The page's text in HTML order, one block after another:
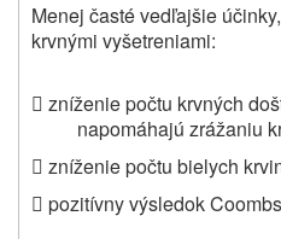
Menej časté vedľajšie
krvnými vyšetreniami:
 zníženie počtu krvných
napomáhajú zrážaniu
 zníženie počtu bielych
 pozitívny výsledok